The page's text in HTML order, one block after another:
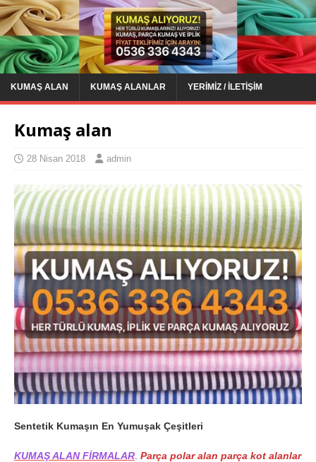
KUMAŞ ALAN KUMAŞ ALANLAR YERIMIZ / İLETIŞIM
Kumaş alan
28 Nisan 2018 admin
Sentetik Kumaşın En Yumuşak Çeşitleri
KUMAŞ ALAN FİRMALAR Parça polar alan parça kot alanlar